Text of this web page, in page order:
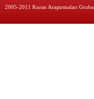
2005-2011 Kuran Araştırmaları Grubu